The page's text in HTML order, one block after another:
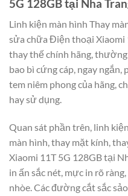
5G 128GB tại Nha
Linh kiện màn hình Thay
sửa chữa Điện thoại Xiaomi
thay thế chính hãng,
bao bì cứng cáp, ngay
tem niêm phong của hãng,
hay sử dụng.
Quan sát phần trên, linh
màn hình, thay mặt kính,
Xiaomi 11T 5G 128GB tại
in ấn sắc nét, mực in rõ
nhòe. Các đường cắt sắc